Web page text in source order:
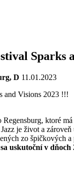
Sparks
D 11.01.2023
ktoré
Jazz je život a
zo špičkových
uskutoční v dňoch